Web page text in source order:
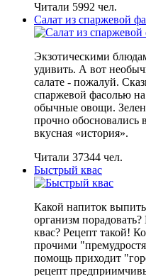
Читали 5992 чел.
Салат из спаржевой
Экзотическими
удивить. А вот
салате - пожалуй.
спаржевой фасолью
обычные овощи.
прочно обосновались
вкусная «история».
Читали 37344 чел.
Быстрый квас
Какой напиток
организм
квас? Рецепт такой!
прочими
помощь приходит
рецепт